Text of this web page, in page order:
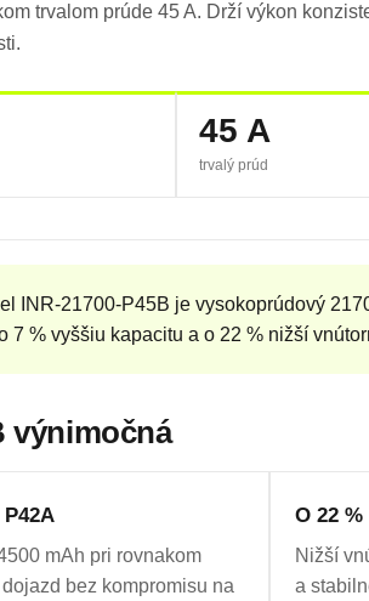
trvalom prúde 45 A. Drží výkon
45 A
trvalý prúd
INR-21700-P45B je vysokoprúdový
7 % vyššiu kapacitu a o 22 % nižší
výnimočná
mAh pri rovnakom
bez kompromisu na
O 22
Nižší
a